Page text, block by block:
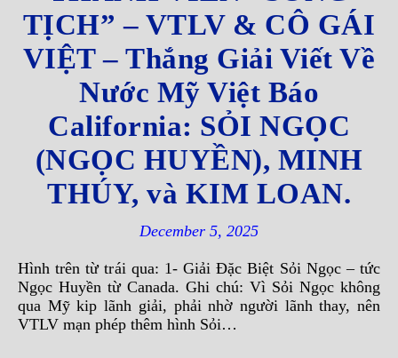
TỊCH” – VTLV & CÔ GÁI
VIỆT – Thắng Giải Viết Về
Nước Mỹ Việt Báo
California: SỎI NGỌC
(NGỌC HUYỀN), MINH
THÚY, và KIM LOAN.
December 5, 2025
Hình trên từ trái qua: 1- Giải Đặc Biệt Sỏi Ngọc – tức
Ngọc Huyền từ Canada. Ghi chú: Vì Sỏi Ngọc không
qua Mỹ kip lãnh giải, phải nhờ người lãnh thay, nên
VTLV mạn phép thêm hình Sỏi…